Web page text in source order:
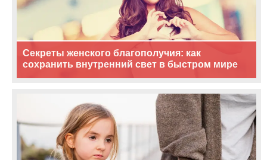
Секреты женского благополучия: как
сохранить внутренний свет в быстром мире